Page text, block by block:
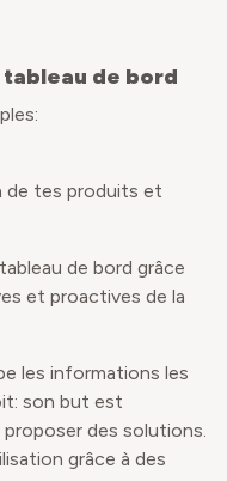
tableau de bord
de tes produits et
de bord grâce
et proactives de la
les informations les
son but est
des solutions.
grâce à des